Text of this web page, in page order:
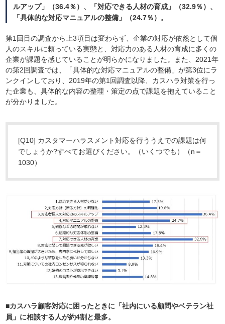
ルアップ」（36.4％）、「対応できる人材の育成」（32.9％）、
「具体的な対応マニュアルの整備」（24.7％）。
第1回目の調査から上3項目は変わらず、企業の対応が依然として個
人のスキルに頼っている実態と、対応力のある人材の育成に多くの
企業が課題を感じていることが明らかになりました。また、2021年
の第2回調査では、「具体的な対応マニュアルの整備」が第3位にラ
ンクインしており、2019年の第1回調査以降、カスハラ対策を行っ
た企業も、具体的な内容の整理・策定の点で課題を抱えていること
が分かりました。
[Q10] カスタマーハラスメント対応を行ううえでの課題は何
でしょうか?すべてお選びください。（いくつでも）（n＝
1030）
■カスハラ顧客対応に困ったときに「社内にいる顧問やベテラン社
員」に相談する人が約4割と最多。